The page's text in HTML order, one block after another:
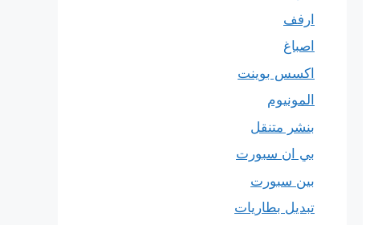
ارفف
اصباغ
اكسس بوينت
المونيوم
بنشر متنقل
بي ان سبورت
بين سبورت
تبديل بطاريات